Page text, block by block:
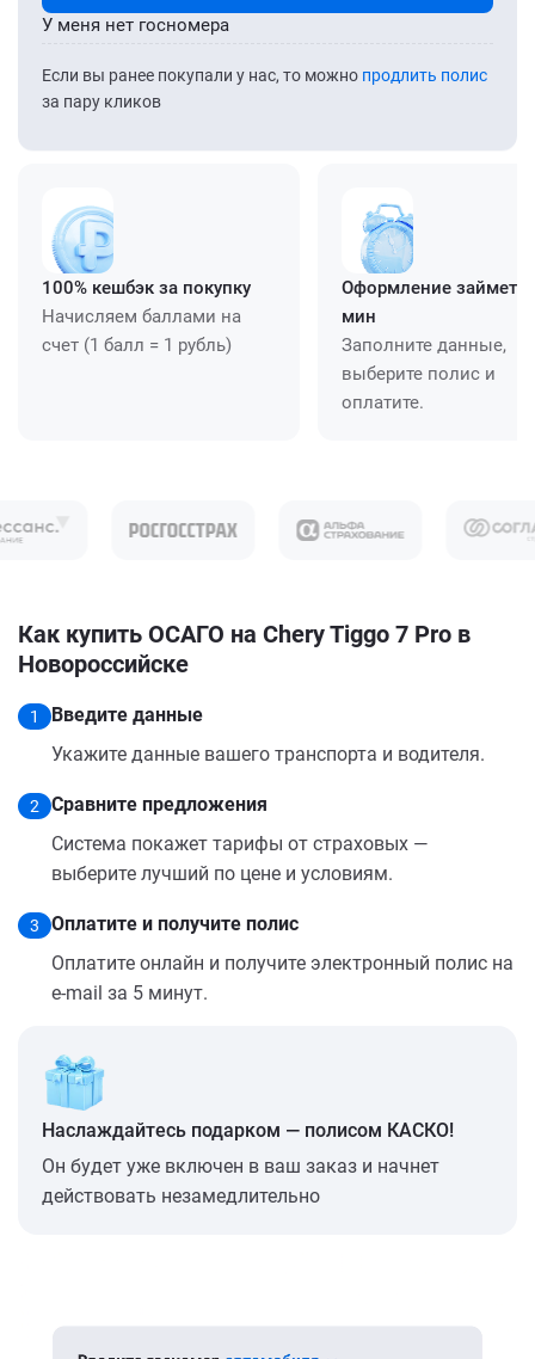
Если вы ранее покупали у нас, то можно продлить полис
за пару кликов
У меня нет госномера
100% кешбэк за покупку
Начисляем баллами на
счет (1 балл = 1 рубль)
Оформление займет
мин
Заполните данные,
выберите полис и
оплатите.
Как купить ОСАГО на Chery Tiggo 7 Pro в
Новороссийске
1
Введите данные
Укажите данные вашего транспорта и водителя.
2
Сравните предложения
Система покажет тарифы от страховых —
выберите лучший по цене и условиям.
3
Оплатите и получите полис
Оплатите онлайн и получите электронный полис на
e-mail за 5 минут.
Наслаждайтесь подарком — полисом КАСКО!
Он будет уже включен в ваш заказ и начнет
действовать незамедлительно